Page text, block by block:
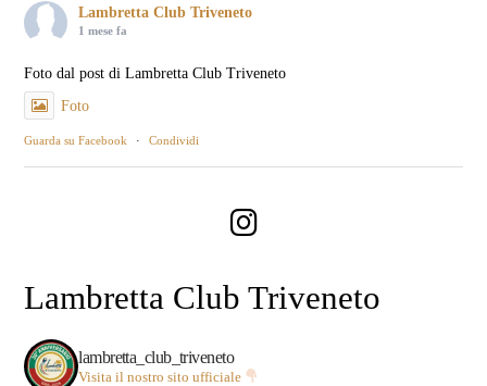
Lambretta Club Triveneto
1 mese fa
Foto dal post di Lambretta Club Triveneto
Foto
Guarda su Facebook · Condividi
Lambretta Club Triveneto
lambretta_club_triveneto
Visita il nostro sito ufficiale